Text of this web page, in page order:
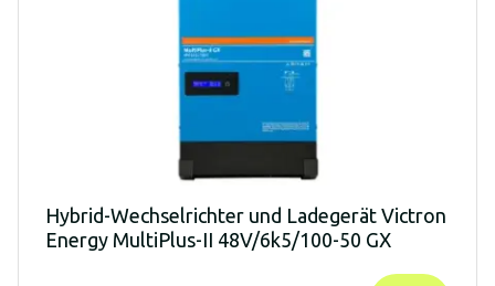
Hybrid-Wechselrichter und Ladegerät Victron
Energy MultiPlus-II 48V/6k5/100-50 GX